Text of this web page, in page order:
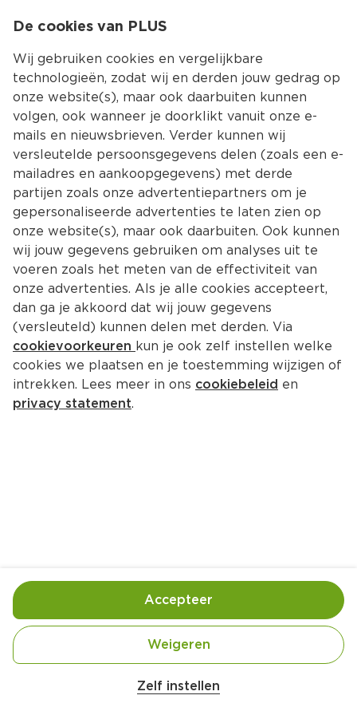
Kies jouw
Terug Producten
Ehrmann HP Creatine Drink
Chocolate
Handige informatie over dit product
Entdecke unseren unglaublich leckeren und super
schokoladigen High Protein Creatine Drink
De cookies van PLUS
Wij gebruiken cookies en vergelijkbare
technologieën, zodat wij en derden jouw gedrag op
onze website(s), maar ook daarbuiten kunnen
volgen, ook wanneer je doorklikt vanuit onze e-
mails en nieuwsbrieven. Verder kunnen wij
versleutelde persoonsgegevens delen (zoals een e-
mailadres en aankoopgegevens) met derde
partijen zoals onze advertentiepartners om je
gepersonaliseerde advertenties te laten zien op
onze website(s), maar ook daarbuiten. Ook kunnen
wij jouw gegevens gebruiken om analyses uit te
voeren zoals het meten van de effectiviteit van
onze advertenties. Als je alle cookies accepteert,
dan ga je akkoord dat wij jouw gegevens
(versleuteld) kunnen delen met derden. Via
cookievoorkeuren kun je ook zelf instellen welke
cookies we plaatsen en je toestemming wijzigen of
intrekken. Lees meer in ons cookiebeleid en
privacy statement.
Zelf instellen
Weigeren
Accepteer